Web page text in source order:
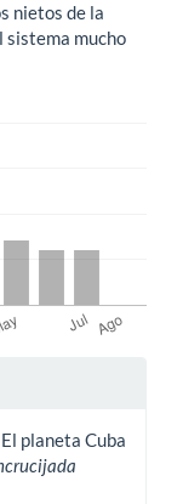
nietos de la
sistema mucho
planeta Cuba